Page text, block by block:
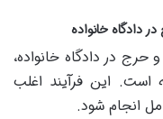
دادگاه خانواده
در دادگاه خانواده،
است. این فرآیند اغلب
انجام شود.